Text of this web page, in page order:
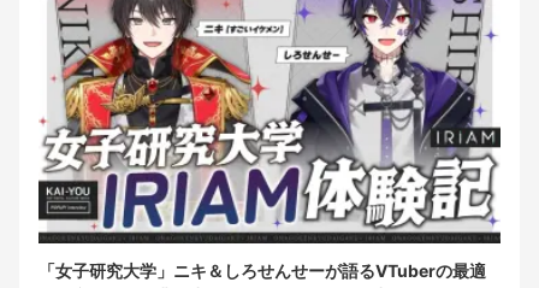
「女子研究大学」ニキ＆しろせんせーが語るVTuberの最適